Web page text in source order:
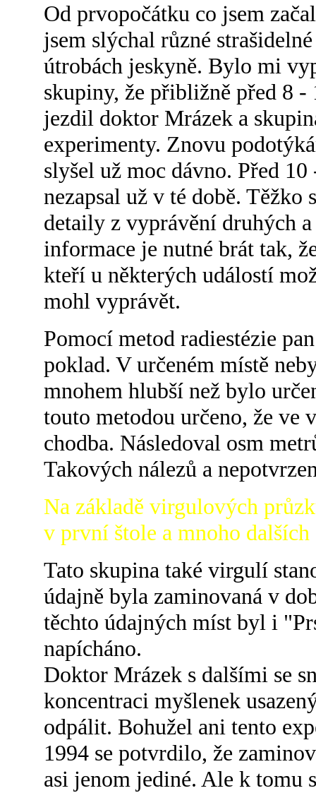
Od prvopočátku co jsem
jsem slýchal různé
útrobách jeskyně. Bylo mi
skupiny, že přibližně před 8
jezdil doktor Mrázek a
experimenty. Znovu
slyšel už moc dávno. Před
nezapsal už v té době. Těžko
detaily z vyprávění druhých
informace je nutné brát tak,
kteří u některých událostí
mohl vyprávět.
Pomocí metod radiestézie
poklad. V určeném místě
mnohem hlubší než bylo
touto metodou určeno, že ve
chodba. Následoval osm
Takových nálezů a
Na základě virgulových
v první štole a mnoho
Tato skupina také virgulí
údajně byla zaminovaná v
těchto údajných míst byl i
napícháno.
Doktor Mrázek s dalšími se
koncentraci myšlenek
odpálit. Bohužel ani tento
1994 se potvrdilo, že
asi jenom jediné. Ale k tomu